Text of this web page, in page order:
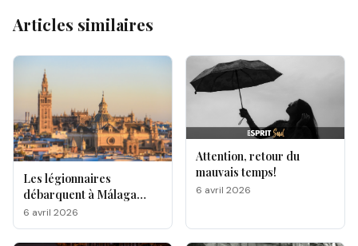
Articles similaires
Les légionnaires
débarquent à Málaga
pour la Semaine Sainte
6 avril 2026
Attention, retour du
mauvais temps!
6 avril 2026